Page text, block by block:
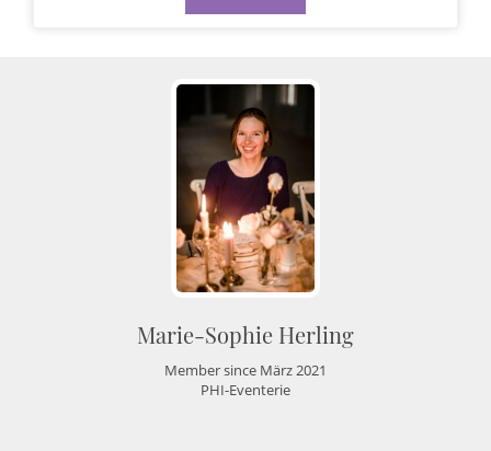
Marie-Sophie Herling
Member since März 2021
PHI-Eventerie